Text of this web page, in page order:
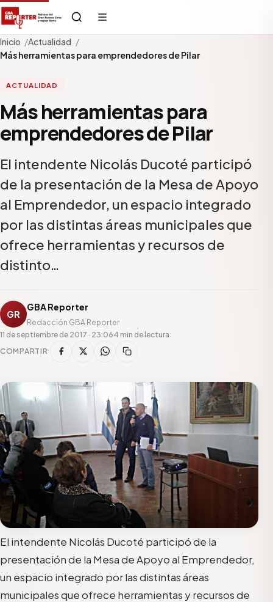
Inicio
Actualidad
Más herramientas para emprendedores de Pilar
ACTUALIDAD
Más herramientas para
emprendedores de Pilar
El intendente Nicolás Ducoté participó
de la presentación de la Mesa de Apoyo
al Emprendedor, un espacio integrado
por las distintas áreas municipales que
ofrece herramientas y recursos de
distinto…
GR
GBA Reporter
Redacción GBA Reporter
11 de septiembre de 2017 · 23:064 min de lectura
COMPARTIR
El intendente Nicolás Ducoté participó de la
presentación de la Mesa de Apoyo al Emprendedor,
un espacio integrado por las distintas áreas
municipales que ofrece herramientas y recursos de